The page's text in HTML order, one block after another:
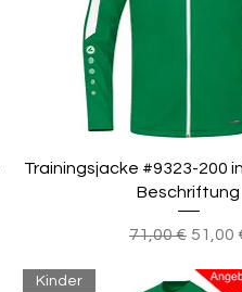
Trainingsjacke #9323-200
Beschriftung
71,00 € Sale-
51,00
Kinder